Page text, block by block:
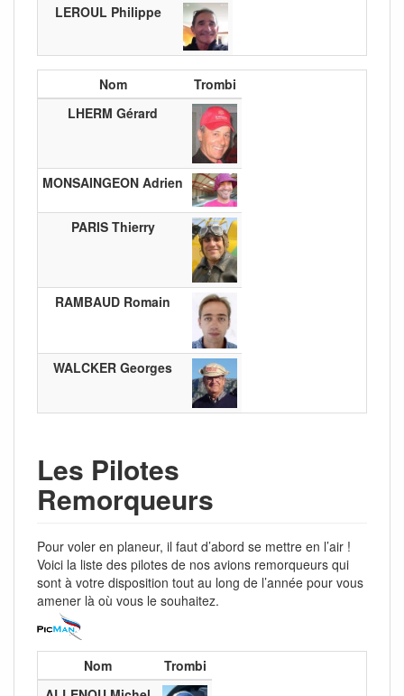
LEROUL Philippe
Nom
Trombi
LHERM Gérard
MONSAINGEON Adrien
PARIS Thierry
RAMBAUD Romain
WALCKER Georges
Les Pilotes
Remorqueurs
Pour voler en planeur, il faut d’abord se mettre en l’air !
Voici la liste des pilotes de nos avions remorqueurs qui
sont à votre disposition tout au long de l’année pour vous
amener là où vous le souhaitez.
Nom
Trombi